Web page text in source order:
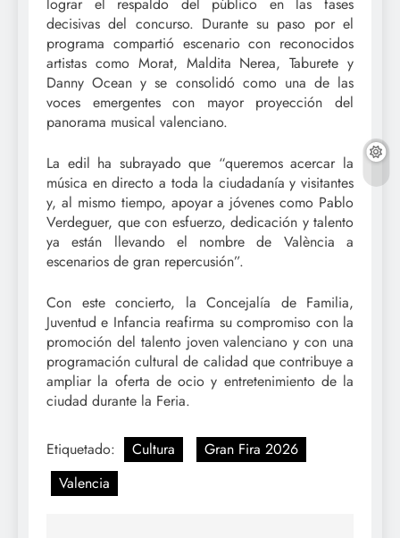
decisivas del concurso. Durante su paso por el
programa compartió escenario con reconocidos
artistas como Morat, Maldita Nerea, Taburete y
Danny Ocean y se consolidó como una de las
voces emergentes con mayor proyección del
panorama musical valenciano.
La edil ha subrayado que “queremos acercar la
música en directo a toda la ciudadanía y visitantes
y, al mismo tiempo, apoyar a jóvenes como Pablo
Verdeguer, que con esfuerzo, dedicación y talento
ya están llevando el nombre de València a
escenarios de gran repercusión”.
Con este concierto, la Concejalía de Familia,
Juventud e Infancia reafirma su compromiso con la
promoción del talento joven valenciano y con una
programación cultural de calidad que contribuye a
ampliar la oferta de ocio y entretenimiento de la
ciudad durante la Feria.
Etiquetado: Cultura
Gran Fira 2026
Valencia